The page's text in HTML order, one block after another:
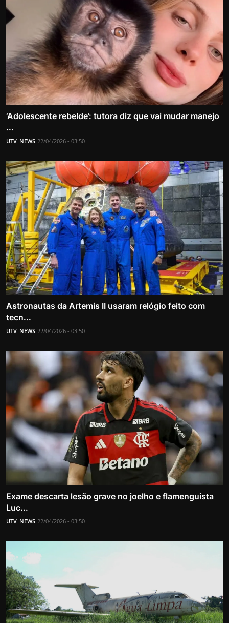
‘Adolescente rebelde’: tutora diz que vai mudar manejo
...
UTV_NEWS 22/04/2026 - 03:50
Astronautas da Artemis II usaram relógio feito com
tecn...
UTV_NEWS 22/04/2026 - 03:50
Exame descarta lesão grave no joelho e flamenguista
Luc...
UTV_NEWS 22/04/2026 - 03:50